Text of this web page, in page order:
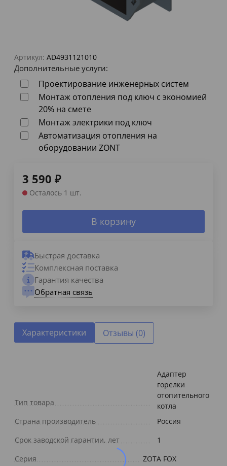
Артикул: AD4931121010
Дополнительные услуги:
Проектирование инженерных систем
Монтаж отопления под ключ с экономией
20% на смете
Монтаж электрики под ключ
Автоматизация отопления на
оборудовании ZONT
3 590 ₽
Осталось 1 шт.
В корзину
Быстрая доставка
Комплексная поставка
Гарантия качества
Обратная связь
Характеристики Отзывы (0)
Тип товара
Адаптер
горелки
отопительного
котла
Страна производитель
Россия
Срок заводской гарантии, лет
1
Серия
ZOTA FOX